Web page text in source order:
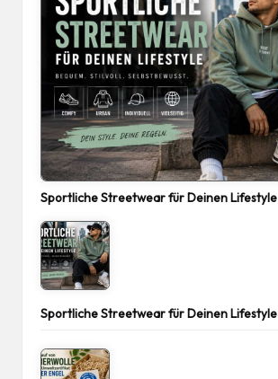
Sportliche Streetwear für Deinen Lifestyle
Sportliche Streetwear für Deinen Lifestyle